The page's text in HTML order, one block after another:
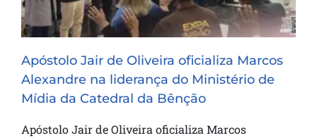
Apóstolo Jair de Oliveira oficializa Marcos
Alexandre na liderança do Ministério de
Mídia da Catedral da Bênção
Apóstolo Jair de Oliveira oficializa Marcos